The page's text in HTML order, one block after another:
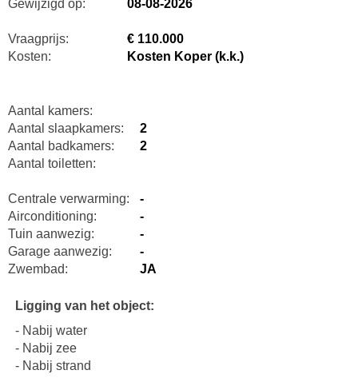
Gewijzigd op: 08-08-2026
Vraagprijs:
€ 110.000
Kosten:
Kosten Koper (k.k.)
Aantal kamers:
Aantal slaapkamers:
2
Aantal badkamers:
2
Aantal toiletten:
Centrale verwarming:
-
Airconditioning:
-
Tuin aanwezig:
-
Garage aanwezig:
-
Zwembad:
JA
Ligging van het object:
- Nabij water
- Nabij zee
- Nabij strand